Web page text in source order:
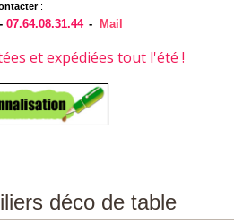
:
-07.64.08.31.44 - Mail
et expédiées tout l'été !
déco de table